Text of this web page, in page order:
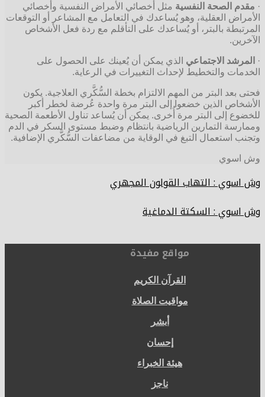
· مقدم الصحة النفسية مثل أخصائي الأمراض النفسية وأخصائي
الأمراض العقلية، وهو يُساعدك في التعامل مع المشاعر أو التوقعات
المرتبطة بالبتر، أو يُساعدك على التأقلم مع ردة فعل الأشخاص
الآخرين.
· المرشد الاجتماعي الذي يمكن أن يُعينك على الحصول على
الخدمات والتخطيط لإحداث التغييرات في الرعاية.
فحتى بعد البتر من المهم الالتزام بخطة السُّكَّري العلاجية. يكون
الأشخاص الذين خضعوا إلى البتر مرة واحدة عُرضة لخطر أكبر
للخضوع إلى البتر مرة أُخرى. يمكن أن يُساعد تناول الأطعمة الصحية
وممارسة التمارين الرياضية بانتظام وضبط مستوى السكر في الدم
وتجنب استعمال التبغ في الوقاية من مضاعفات السُّكَّري الإضافية.
وش اسوي
وش اسوي : التهاب القولون المجهري
وش اسوي : السكتة الدماغية
مواقع مفيدة
القرآن الكريم
مواقيت الصلاة
أبشر
إحسان
هيئة الخبراء
ناجز